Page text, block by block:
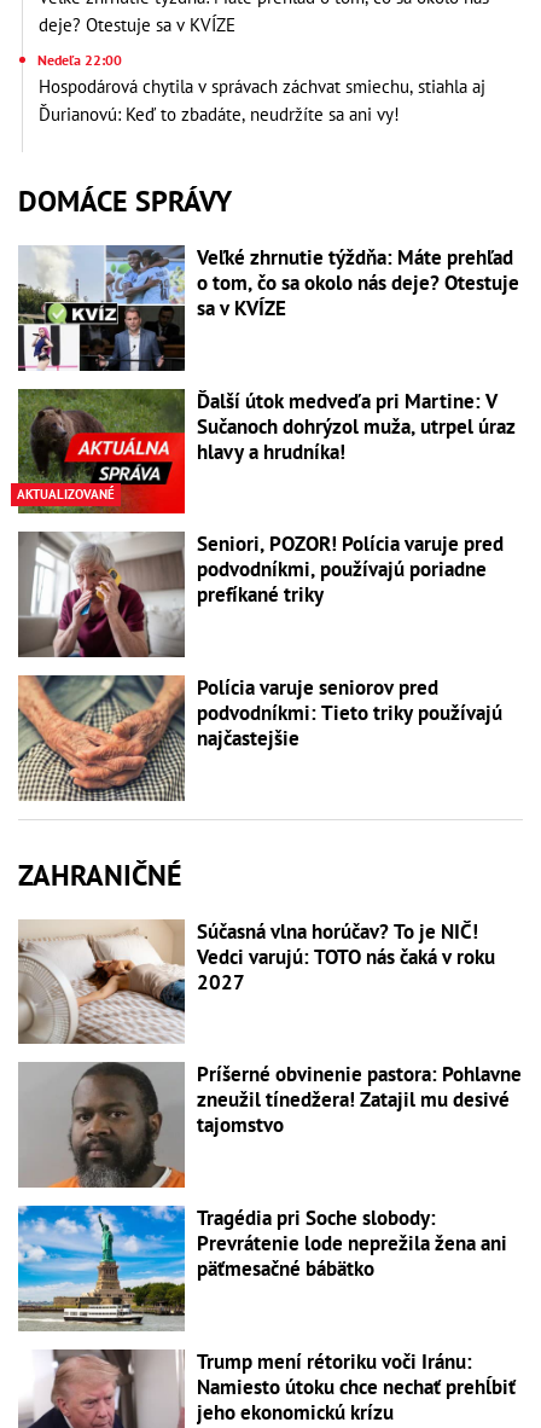
deje? Otestuje sa v KVÍZE
Nedeľa 22:00
Hospodárová chytila v správach záchvat smiechu, stiahla aj
Ďurianovú: Keď to zbadáte, neudržíte sa ani vy!
DOMÁCE SPRÁVY
Veľké zhrnutie týždňa: Máte prehľad
o tom, čo sa okolo nás deje? Otestuje
sa v KVÍZE
AKTUALIZOVANÉ
Ďalší útok medveďa pri Martine: V
Sučanoch dohrýzol muža, utrpel úraz
hlavy a hrudníka!
Seniori, POZOR! Polícia varuje pred
podvodníkmi, používajú poriadne
prefíkané triky
Polícia varuje seniorov pred
podvodníkmi: Tieto triky používajú
najčastejšie
ZAHRANIČNÉ
Súčasná vlna horúčav? To je NIČ!
Vedci varujú: TOTO nás čaká v roku
2027
Príšerné obvinenie pastora: Pohlavne
zneužil tínedžera! Zatajil mu desivé
tajomstvo
Tragédia pri Soche slobody:
Prevrátenie lode neprežila žena ani
päťmesačné bábätko
Trump mení rétoriku voči Iránu:
Namiesto útoku chce nechať prehĺbiť
jeho ekonomickú krízu